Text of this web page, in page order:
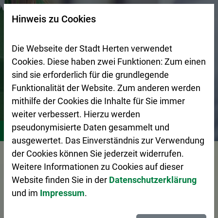
Zur Startseite (Schnelltaste 0)
Zum Seitenanfang springen (Schnelltaste A)
Zur Navigation/Menü springen (Schnelltaste M)
Zur Suche springen (Schnelltaste 8)
Zum Inhalt springen (Schnelltaste I)
Zum Fußbereich springen (Schnelltaste Z)
Rathaus Karriere Stellenausschreibungen
Vorlesen
Suchseite mit Schnellsuche
Hinweis zu Cookies
Die Webseite der Stadt Herten verwendet
Cookies. Diese haben zwei Funktionen: Zum einen
sind sie erforderlich für die grundlegende
Funktionalität der Website. Zum anderen werden
mithilfe der Cookies die Inhalte für Sie immer
weiter verbessert. Hierzu werden
pseudonymisierte Daten gesammelt und
ausgewertet. Das Einverständnis zur Verwendung
der Cookies können Sie jederzeit widerrufen.
Weitere Informationen zu Cookies auf dieser
Website finden Sie in der Datenschutzerklärung
und im Impressum.